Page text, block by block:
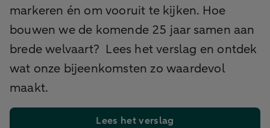
markeren én om vooruit te kijken. Hoe
bouwen we de komende 25 jaar samen aan
brede welvaart? Lees het verslag en ontdek
wat onze bijeenkomsten zo waardevol
maakt.
Lees het verslag